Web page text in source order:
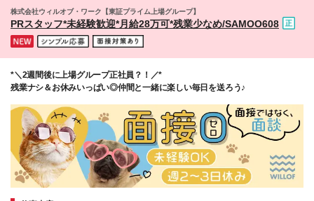
株式会社ウィルオブ・ワーク【東証プライム上場グループ】
PRスタッフ*未経験歓迎*月給28万可*残業少なめ/SAMOO608
*＼2週間後に上場グループ正社員？！／*
残業ナシ＆お休みいっぱい◎仲間と一緒に楽しい毎日を送ろう♪